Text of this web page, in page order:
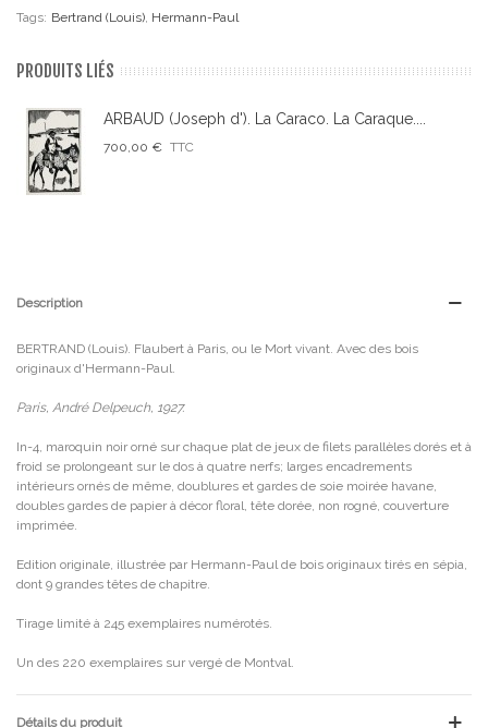
Tags: Bertrand (Louis) Hermann-Paul
PRODUITS LIÉS
ARBAUD (Joseph d'). La Caraco. La Caraque....
700,00 € TTC
Description
BERTRAND (Louis). Flaubert à Paris, ou le Mort vivant. Avec des bois
originaux d'Hermann-Paul.
Paris, André Delpeuch, 1927.
In-4, maroquin noir orné sur chaque plat de jeux de filets parallèles dorés et à
froid se prolongeant sur le dos à quatre nerfs; larges encadrements
intérieurs ornés de même, doublures et gardes de soie moirée havane,
doubles gardes de papier à décor floral, tête dorée, non rogné, couverture
imprimée.
Edition originale, illustrée par Hermann-Paul de bois originaux tirés en sépia,
dont 9 grandes têtes de chapitre.
Tirage limité à 245 exemplaires numérotés.
Un des 220 exemplaires sur vergé de Montval.
Détails du produit